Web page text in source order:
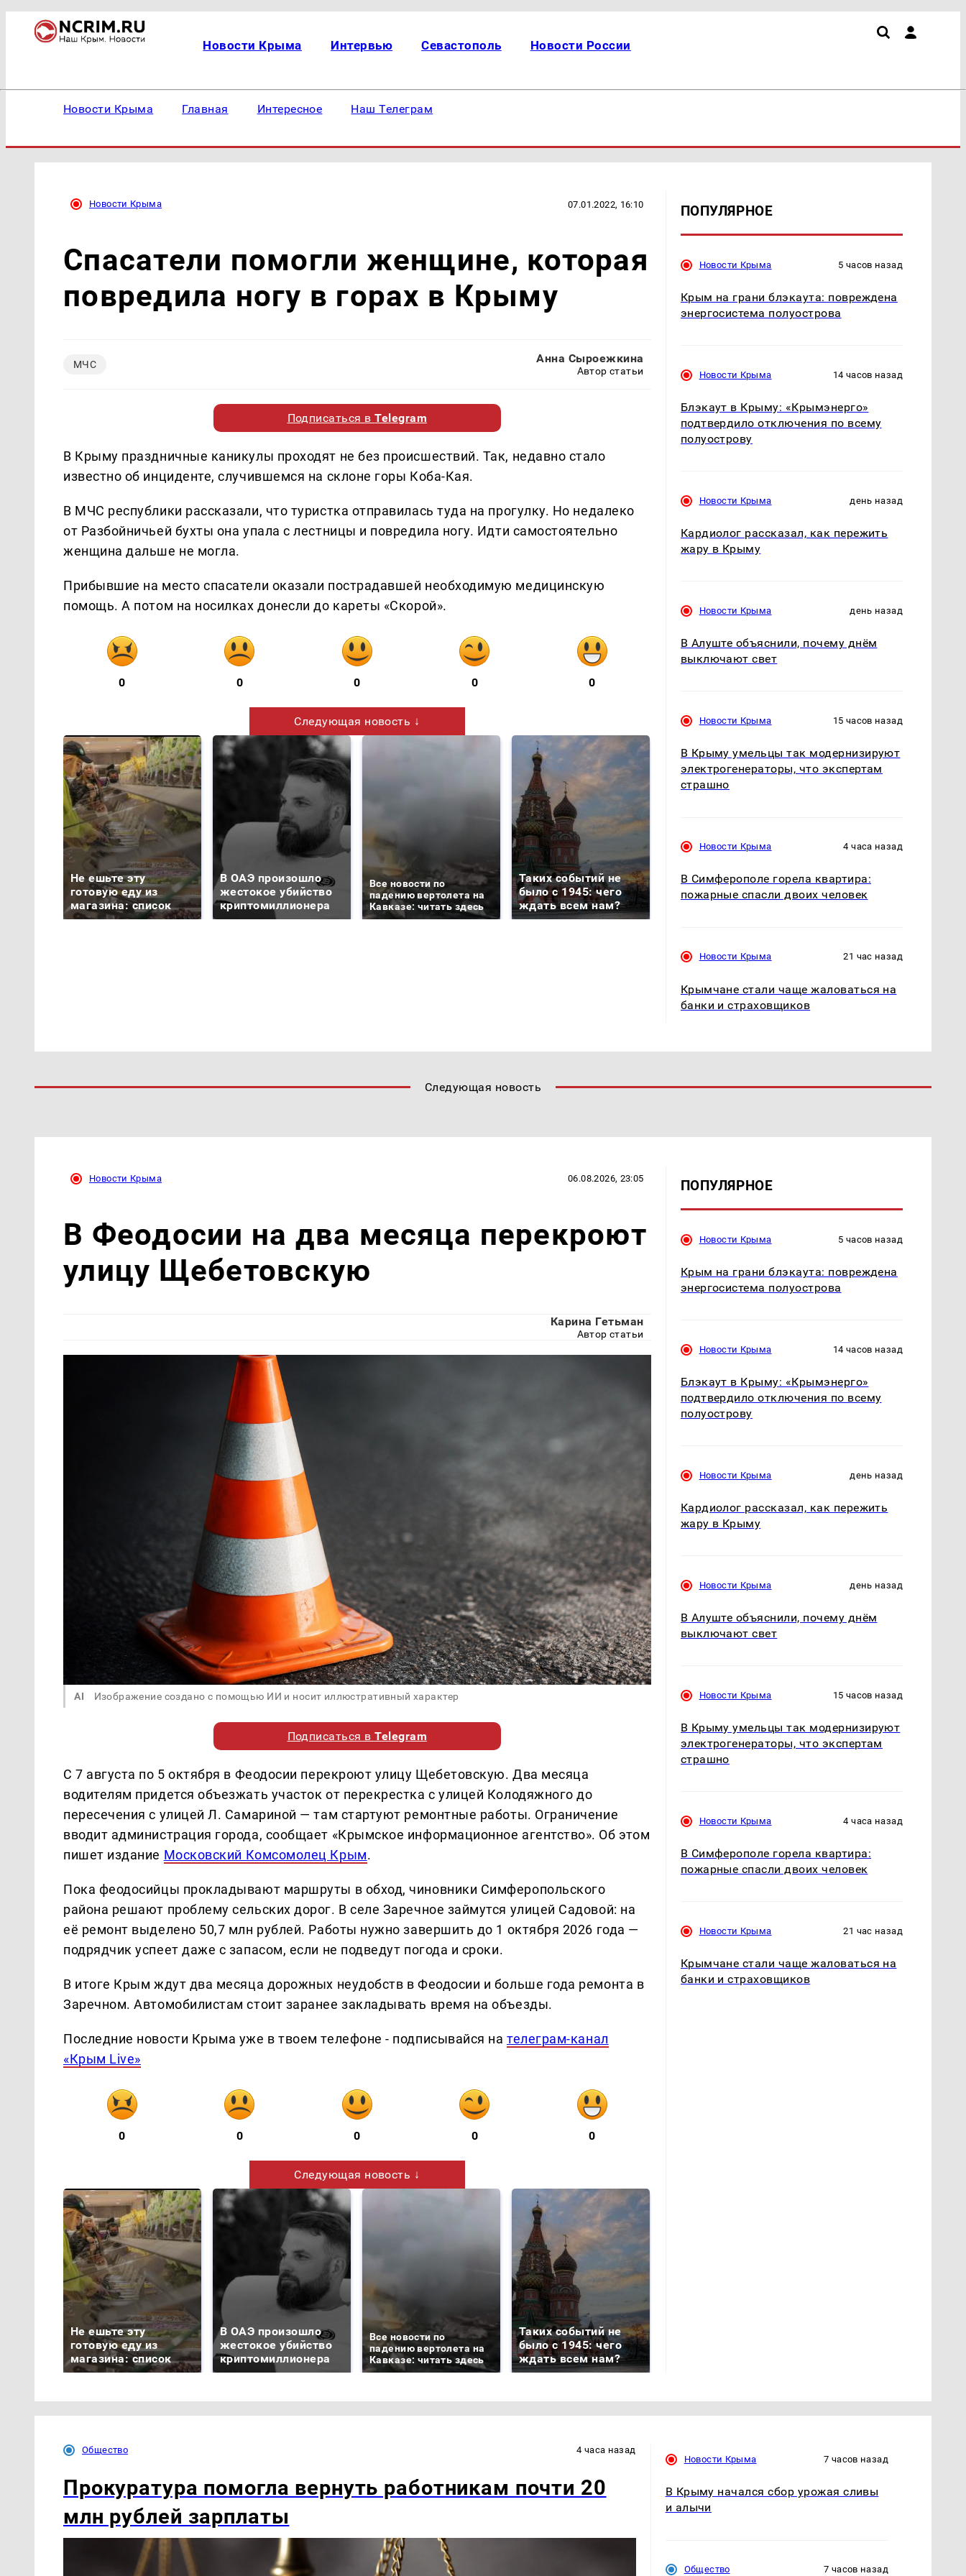
Новости Крыма Интервью Севастополь Новости России
Новости Крыма Главная Интересное Наш Телеграм
Новости Крыма 07.01.2022, 16:10
Спасатели помогли женщине, которая
повредила ногу в горах в Крыму
МЧС Анна Сыроежкина
Автор статьи
Подписаться вTelegram
В Крыму праздничные каникулы проходят не без происшествий. Так, недавно стало
известно об инциденте, случившемся на склоне горы Коба-Кая.
В МЧС республики рассказали, что туристка отправилась туда на прогулку. Но недалеко
от Разбойничьей бухты она упала с лестницы и повредила ногу. Идти самостоятельно
женщина дальше не могла.
Прибывшие на место спасатели оказали пострадавшей необходимую медицинскую
помощь. А потом на носилках донесли до кареты «Скорой».
0 0 0 0 0
Следующая новость ↓
Не ешьте эту
готовую еду из
магазина: список
В ОАЭ произошло
жестокое убийство
криптомиллионера
Все новости по
падению вертолета на
Кавказе: читать здесь
Таких событий не
было с 1945: чего
ждать всем нам?
В магазинах России
ажиотаж из-за этого
полицейскую
машину напали и
ПОПУЛЯРНОЕ
Новости Крыма 5 часов назад
Крым на грани блэкаута: повреждена
энергосистема полуострова
Новости Крыма 14 часов назад
Блэкаут в Крыму: «Крымэнерго»
подтвердило отключения по всему
полуострову
Новости Крыма день назад
Кардиолог рассказал, как пережить
жару в Крыму
Новости Крыма день назад
В Алуште объяснили, почему днём
выключают свет
Новости Крыма 15 часов назад
В Крыму умельцы так модернизируют
электрогенераторы, что экспертам
страшно
Новости Крыма 4 часа назад
В Симферополе горела квартира:
пожарные спасли двоих человек
Новости Крыма 21 час назад
Крымчане стали чаще жаловаться на
банки и страховщиков
Следующая новость
Новости Крыма 06.08.2026, 23:05
В Феодосии на два месяца перекроют
улицу Щебетовскую
Карина Гетьман
Автор статьи
AI Изображение создано с помощью ИИ и носит иллюстративный характер
Подписаться вTelegram
С 7 августа по 5 октября в Феодосии перекроют улицу Щебетовскую. Два месяца
водителям придется объезжать участок от перекрестка с улицей Колодяжного до
пересечения с улицей Л. Самариной — там стартуют ремонтные работы. Ограничение
вводит администрация города, сообщает «Крымское информационное агентство». Об этом
пишет издание Московский Комсомолец Крым.
Пока феодосийцы прокладывают маршруты в обход, чиновники Симферопольского
района решают проблему сельских дорог. В селе Заречное займутся улицей Садовой: на
её ремонт выделено 50,7 млн рублей. Работы нужно завершить до 1 октября 2026 года —
подрядчик успеет даже с запасом, если не подведут погода и сроки.
В итоге Крым ждут два месяца дорожных неудобств в Феодосии и больше года ремонта в
Заречном. Автомобилистам стоит заранее закладывать время на объезды.
Последние новости Крыма уже в твоем телефоне - подписывайся нателеграм-канал
«Крым Live»
0 0 0 0 0
Следующая новость ↓
Не ешьте эту
готовую еду из
магазина: список
В ОАЭ произошло
жестокое убийство
криптомиллионера
Все новости по
падению вертолета на
Кавказе: читать здесь
Таких событий не
было с 1945: чего
ждать всем нам?
ПОПУЛЯРНОЕ
Новости Крыма 5 часов назад
Крым на грани блэкаута: повреждена
энергосистема полуострова
Новости Крыма 14 часов назад
Блэкаут в Крыму: «Крымэнерго»
подтвердило отключения по всему
полуострову
Новости Крыма день назад
Кардиолог рассказал, как пережить
жару в Крыму
Новости Крыма день назад
В Алуште объяснили, почему днём
выключают свет
Новости Крыма 15 часов назад
В Крыму умельцы так модернизируют
электрогенераторы, что экспертам
страшно
Новости Крыма 4 часа назад
В Симферополе горела квартира:
пожарные спасли двоих человек
Новости Крыма 21 час назад
Крымчане стали чаще жаловаться на
банки и страховщиков
Общество 4 часа назад
Прокуратура помогла вернуть работникам почти 20
млн рублей зарплаты
Новости Крыма 7 часов назад
В Крыму начался сбор урожая сливы
и алычи
Общество 7 часов назад